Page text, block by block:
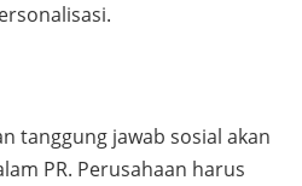
tanggung jawab sosial akan
PR. Perusahaan harus